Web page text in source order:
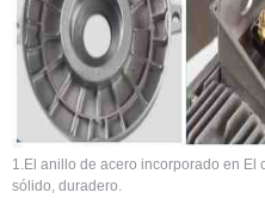
1.El anillo de acero incorporado en El
sólido, duradero.